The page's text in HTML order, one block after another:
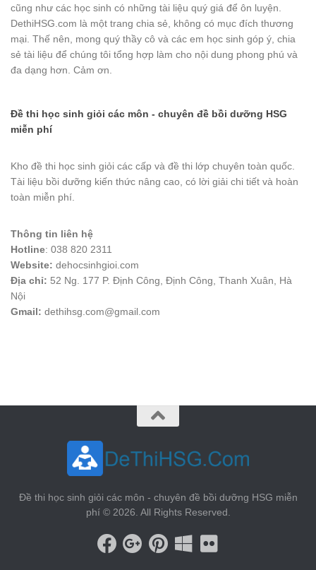
cũng như các học sinh có những tài liệu quý giá để ôn luyện.
DethiHSG.com là một trang chia sẻ, không có mục đích thương
mại. Thế nên, mong quý thầy cô và các em học sinh góp ý, chia
sẻ tài liệu để chúng tôi tổng hợp làm cho nội dung phong phú và
đa dạng hơn. Cảm ơn.
Đề thi học sinh giỏi các môn - chuyên đề bồi dưỡng HSG
miễn phí
Kho đề thi học sinh giỏi các cấp và đề thi lớp chuyên toàn quốc.
Tài liệu bồi dưỡng kiến thức nâng cao, có lời giải chi tiết và hoàn
toàn miễn phí.
Thông tin liên hệ
Hotline: 038 820 2311
Website: dehocsinhgioi.com
Địa chỉ: 52 Ng. 177 P. Định Công, Định Công, Thanh Xuân, Hà
Nội
Gmail: dethihsg.com@gmail.com
Đề thi học sinh giỏi các môn - chuyên đề bồi dưỡng HSG miễn
phí © 2026. All Rights Reserved.